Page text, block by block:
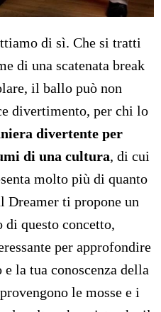
di sì. Che si tratti
di una scatenata break
il ballo può non
divertimento, per chi lo
divertente per
di una cultura, di cui
molto più di quanto
Dreamer ti propone un
questo concetto,
per approfondire
la tua conoscenza della
le mosse e i